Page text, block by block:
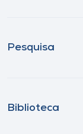
Pesquisa
Biblioteca